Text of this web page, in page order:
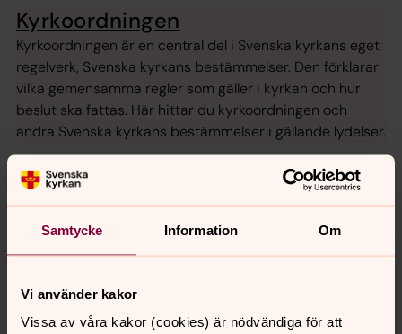
Samtycke Information Om
Vi använder kakor
Vissa av våra kakor (cookies) är nödvändiga för att
Kyrkoordningen
Kyrkoordningen är en central del i Svenska kyrkans eget
regelverk, Svenska kyrkans bestämmelser. Den förklarar
vilka gemensamma regler som gäller i kyrkan och hur
beslut ska fattas. Här hittar du kyrkoordningen och
andra Svenska kyrkans bestämmelser i gällande lydelser.
Synpunkter eller frågor på sidans
innehåll?
torslanda-bjorlanda.forsamling@svenskakyrkan.se
Dela